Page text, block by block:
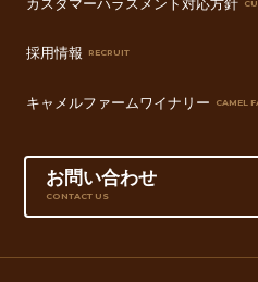
採用情報 RECRUIT
キャメルファームワイナリー CAMEL
お問い合わせ
CONTACT US